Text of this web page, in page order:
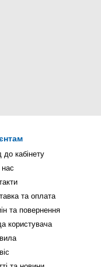
до кабінету
та оплата
та повернення
користувача